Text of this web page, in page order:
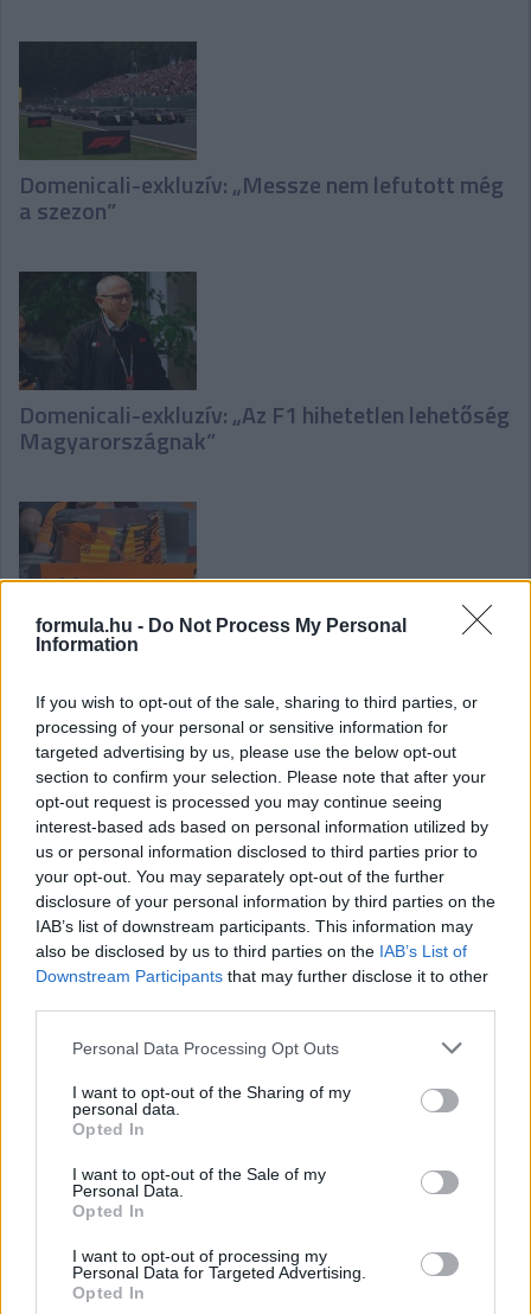
formula.hu - Do Not Process My Personal
Information
If you wish to opt-out of the sale, sharing to third parties, or
processing of your personal or sensitive information for
targeted advertising by us, please use the below opt-out
section to confirm your selection. Please note that after your
opt-out request is processed you may continue seeing
interest-based ads based on personal information utilized by
us or personal information disclosed to third parties prior to
your opt-out. You may separately opt-out of the further
disclosure of your personal information by third parties on the
IAB’s list of downstream participants. This information may
also be disclosed by us to third parties on the IAB’s List of
Downstream Participants that may further disclose it to other
Please note that this website/app uses one or more Google
not limited to your visit or usage behaviour. You may click to
grant or deny consent to Google and its third-party tags to
use your data for below specified purposes in below Google
consent section.
Personal Data Processing Opt Outs
I want to opt-out of the Sharing of my
personal data.
Opted In
I want to opt-out of the Sale of my
Personal Data.
Opted In
I want to opt-out of processing my
Personal Data for Targeted Advertising.
Opted In
Domenicali-exkluzív: „Messze nem lefutott még
a szezon”
Domenicali-exkluzív: „Az F1 hihetetlen lehetőség
Magyarországnak”
Az F1-es csapatok fejlesztései a Belga
F1Stat: A Ferrari 250. győzelme
Az F1-es Brit Nagydíj győztesei és vesztesei
Hallgasd meg a Formula Podcast
legfrissebb adását!